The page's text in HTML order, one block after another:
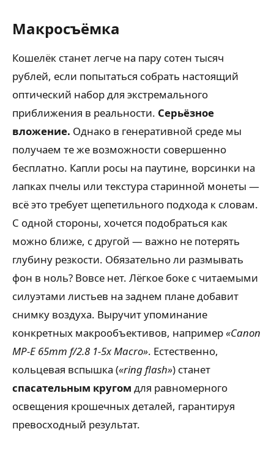
Макросъёмка
Кошелёк станет легче на пару сотен тысяч
рублей, если попытаться собрать настоящий
оптический набор для экстремального
приближения в реальности. Серьёзное
вложение. Однако в генеративной среде мы
получаем те же возможности совершенно
бесплатно. Капли росы на паутине, ворсинки на
лапках пчелы или текстура старинной монеты —
всё это требует щепетильного подхода к словам.
С одной стороны, хочется подобраться как
можно ближе, с другой — важно не потерять
глубину резкости. Обязательно ли размывать
фон в ноль? Вовсе нет. Лёгкое боке с читаемыми
силуэтами листьев на заднем плане добавит
снимку воздуха. Выручит упоминание
конкретных макрообъективов, например«Canon
MP-E 65mm f/2.8 1-5x Macro». Естественно,
кольцевая вспышка («ring flash») станет
спасательным кругом для равномерного
освещения крошечных деталей, гарантируя
превосходный результат.